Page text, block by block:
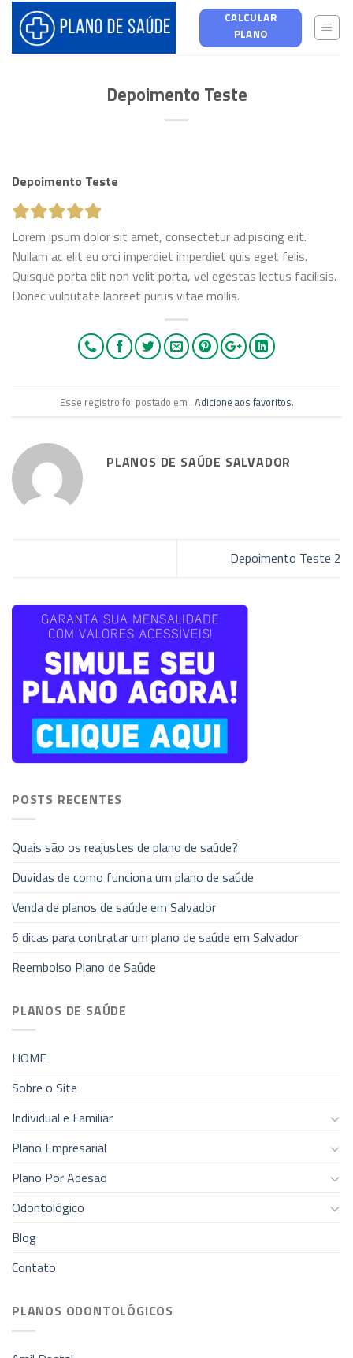
content
CALCULAR
PLANO
Depoimento Teste
Depoimento Teste
Lorem ipsum dolor sit amet, consectetur adipiscing elit.
Nullam ac elit eu orci imperdiet imperdiet quis eget felis.
Quisque porta elit non velit porta, vel egestas lectus facilisis.
Donec vulputate laoreet purus vitae mollis.
Esse registro foi postado em . Adicione aos favoritos.
PLANOS DE SAÚDE SALVADOR
Depoimento Teste 2
POSTS RECENTES
Quais são os reajustes de plano de saúde?
Duvidas de como funciona um plano de saúde
Venda de planos de saúde em Salvador
6 dicas para contratar um plano de saúde em Salvador
Reembolso Plano de Saúde
PLANOS DE SAÚDE
HOME
Sobre o Site
Individual e Familiar
Plano Empresarial
Plano Por Adesão
Odontológico
Blog
Contato
PLANOS ODONTOLÓGICOS